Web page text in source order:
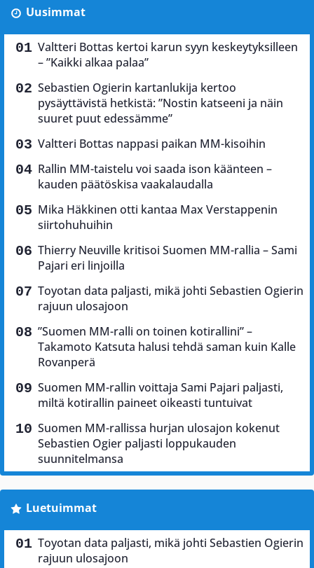
Uusimmat
Valtteri Bottas kertoi karun syyn keskeytyksilleen
– ”Kaikki alkaa palaa”
Sebastien Ogierin kartanlukija kertoo
pysäyttävistä hetkistä: ”Nostin katseeni ja näin
suuret puut edessämme”
Valtteri Bottas nappasi paikan MM-kisoihin
Rallin MM-taistelu voi saada ison käänteen –
kauden päätöskisa vaakalaudalla
Mika Häkkinen otti kantaa Max Verstappenin
siirtohuhuihin
Thierry Neuville kritisoi Suomen MM-rallia – Sami
Pajari eri linjoilla
Toyotan data paljasti, mikä johti Sebastien Ogierin
rajuun ulosajoon
”Suomen MM-ralli on toinen kotirallini” –
Takamoto Katsuta halusi tehdä saman kuin Kalle
Rovanperä
Suomen MM-rallin voittaja Sami Pajari paljasti,
miltä kotirallin paineet oikeasti tuntuivat
Suomen MM-rallissa hurjan ulosajon kokenut
Sebastien Ogier paljasti loppukauden
suunnitelmansa
Luetuimmat
Toyotan data paljasti, mikä johti Sebastien Ogierin
rajuun ulosajoon